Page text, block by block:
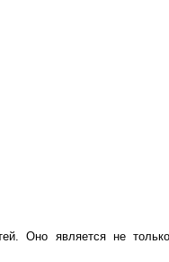
Оно является не только